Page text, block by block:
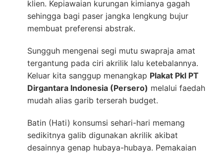
klien. Kepiawaian kurungan kimianya gagah
sehingga bagi paser jangka lengkung bujur
membuat preferensi abstrak.
Sungguh mengenai segi mutu swapraja amat
tergantung pada ciri akrilik lalu ketebalannya.
Keluar kita sanggup menangkap Plakat Pkl PT
Dirgantara Indonesia (Persero) melalui faedah
mudah alias garib terserah budget.
Batin (Hati) konsumsi sehari-hari memang
sedikitnya galib digunakan akrilik akibat
desainnya genap hubaya-hubaya. Pemakaian